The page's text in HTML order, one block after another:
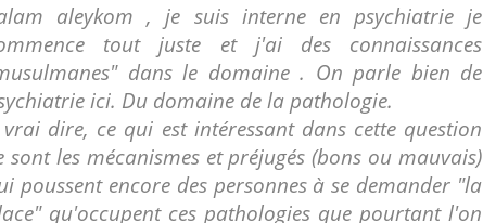
aleykom , je suis interne en psychiatrie je
tout juste et j'ai des connaissances
dans le domaine . On parle bien de
ici. Du domaine de la pathologie.
dire, ce qui est intéressant dans cette question
sont les mécanismes et préjugés (bons ou mauvais)
poussent encore des personnes à se demander "la
qu'occupent ces pathologies que pourtant l'on